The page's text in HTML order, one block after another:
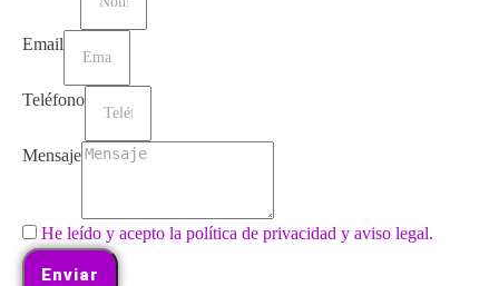
Email
Teléfono
Mensaje
He leído y acepto la política de privacidad y aviso legal.
Enviar